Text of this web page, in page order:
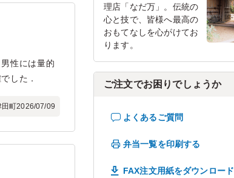
性には量的
した．
田町2026/07/09
理店「なだ万」。伝統の
心と技で、皆様へ最高の
おもてなしを心がけてお
ります。
ご注文でお困りでしょうか
よくあるご質問
弁当一覧を印刷する
FAX注文用紙をダウンロード